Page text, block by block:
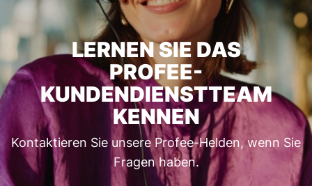
LERNEN SIE DAS
PROFEE-
KUNDENDIENSTTEAM
KENNEN
Kontaktieren Sie unsere Profee-Helden, wenn Sie
Fragen haben.